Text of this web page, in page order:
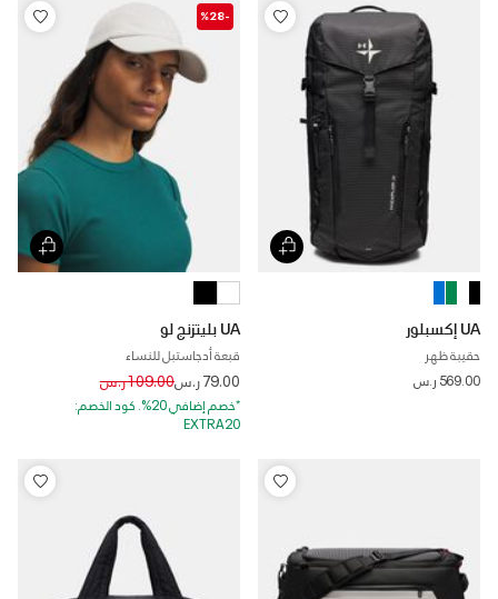
UA إكسبلور
حقيبة ظهر
569.00 ر.س
-%28
UA بليتزنج لو
قبعة أدجاستبل للنساء
79.00 ر.س Price reduced from
109.00 ر.س to
*خصم إضافي 20%. كود الخصم:
EXTRA20